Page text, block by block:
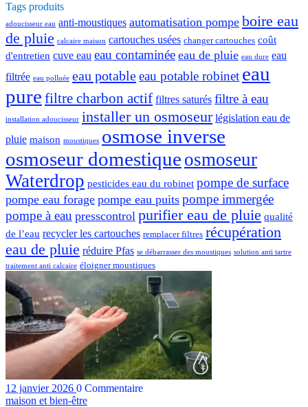
Tags produits
adoucisseur eau anti-moustiques automatisation pompe boire eau
de pluie calcaire maison cartouches usées changer cartouches coût
d'entretien cuve eau eau contaminée eau de pluie eau dure eau
filtrée eau polluée eau potableeau potable robinet eau
pure filtre charbon actif filtres saturés filtre à eau
installation adoucisseur installer un osmoseur législation eau de
pluie maison moustiques osmose inverse
osmoseur domestique osmoseur
Waterdrop pesticides eau du robinet pompe de surface
pompe eau forage pompe eau puits pompe immergée
pompe à eau presscontrol purifier eau de pluie qualité
de l’eau recycler les cartouches remplacer filtres récupération
eau de pluie réduire Pfas se débarrasser des moustiques solution anti tartre
traitement anti calcaire éloigner moustiques
12 janvier 2026 0 Commentaire
maison et bien-être